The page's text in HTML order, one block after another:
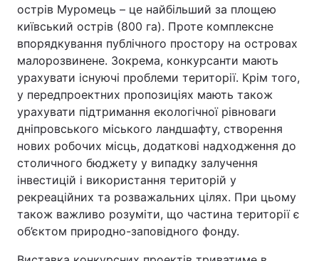
острів Муромець – це найбільший за площею
київський острів (800 га). Проте комплексне
впорядкування публічного простору на островах
малорозвинене. Зокрема, конкурсанти мають
урахувати існуючі проблеми території. Крім того,
у передпроектних пропозиціях мають також
урахувати підтримання екологічної рівноваги
дніпровського міського ландшафту, створення
нових робочих місць, додаткові надходження до
столичного бюджету у випадку залучення
інвестицій і використання територій у
рекреаційних та розважальних цілях. При цьому
також важливо розуміти, що частина території є
об’єктом природно-заповідного фонду.